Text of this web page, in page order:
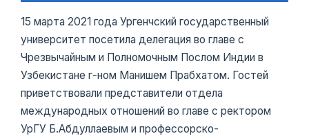
15 марта 2021 года Ургенчский государственный
университет посетила делегация во главе с
Чрезвычайным и Полномочным Послом Индии в
Узбекистане г-ном Манишем Прабхатом. Гостей
приветствовали представители отдела
международных отношений во главе с ректором
УрГУ Б.Абдуллаевым и профессорско-